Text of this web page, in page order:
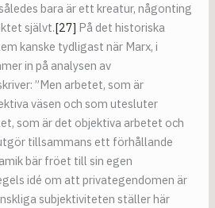
bara är ett kreatur, någonting
självt.[27] På det historiska
kanske tydligast när Marx, i
in på analysen av
”Men arbetet, som är
väsen och som utesluter
som är det objektiva arbetet och
tillsammans ett förhållande
bär fröet till sin egen
idé om att privategendomen är
subjektiviteten ställer här